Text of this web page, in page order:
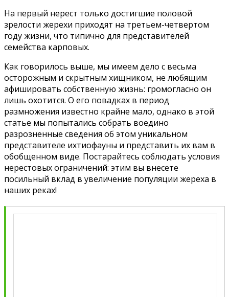
На первый нерест только достигшие половой
зрелости жерехи приходят на третьем-четвертом
году жизни, что типично для представителей
семейства карповых.
Как говорилось выше, мы имеем дело с весьма
осторожным и скрытным хищником, не любящим
афишировать собственную жизнь: громогласно он
лишь охотится. О его повадках в период
размножения известно крайне мало, однако в этой
статье мы попытались собрать воедино
разрозненные сведения об этом уникальном
представителе ихтиофауны и представить их вам в
обобщенном виде. Постарайтесь соблюдать условия
нерестовых ограничений: этим вы внесете
посильный вклад в увеличение популяции жереха в
наших реках!